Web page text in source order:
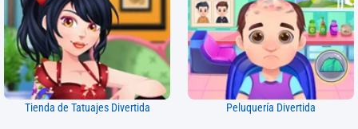
Tienda de Tatuajes Divertida Peluquería Divertida